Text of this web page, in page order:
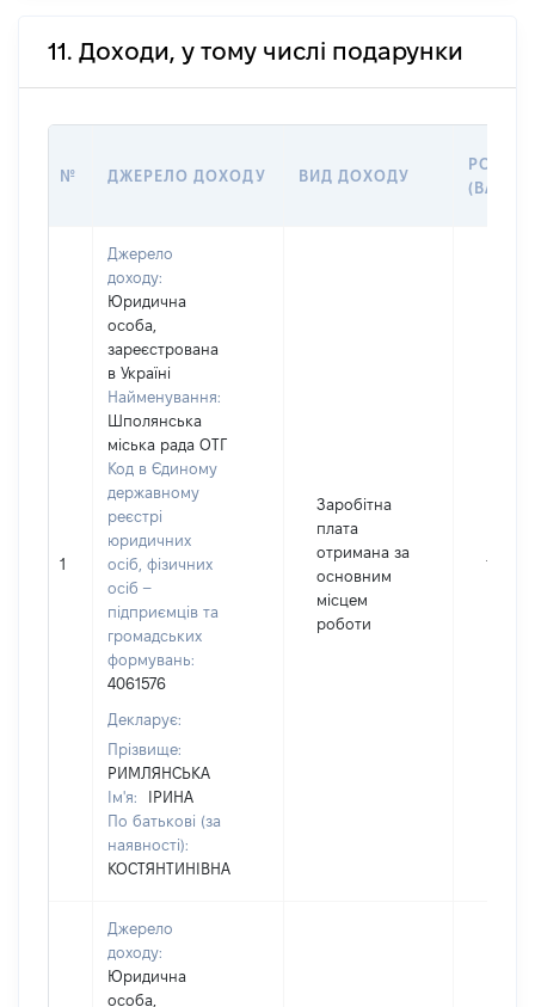
11. Доходи, у тому числі подарунки
№ ДЖЕРЕЛО ДОХОДУ ВИД ДОХОДУ
РОЗМІР
1
Джерело
доходу:
Юридична
особа,
зареєстрована
в Україні
Найменування:
Шполянська
міська рада ОТГ
Код в Єдиному
державному
реєстрі
юридичних
осіб, фізичних
осіб –
підприємців та
громадських
формувань:
4061576
Декларує:
Прізвище:
РИМЛЯНСЬКА
Ім'я:
ІРИНА
По батькові (за
наявності):
КОСТЯНТИНІВНА
Заробітна
плата
отримана за
основним
місцем
роботи
Джерело
доходу:
Юридична
особа,